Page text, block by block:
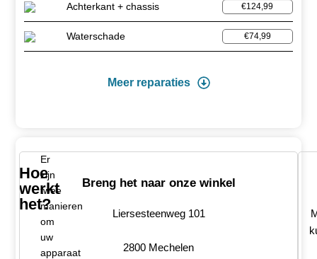
Achterkant + chassis €124,99
Waterschade €74,99
Meer reparaties
Hoe
werkt
het?
Er
zijn
twee
manieren
om
uw
apparaat
Breng het naar onze winkel
Liersesteenweg 101
2800 Mechelen